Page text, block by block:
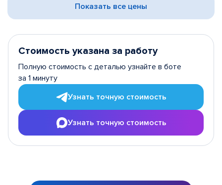
Показать все цены
Стоимость указана за работу
Полную стоимость с деталью узнайте в боте
за 1 минуту
Узнать точную стоимость
Узнать точную стоимость